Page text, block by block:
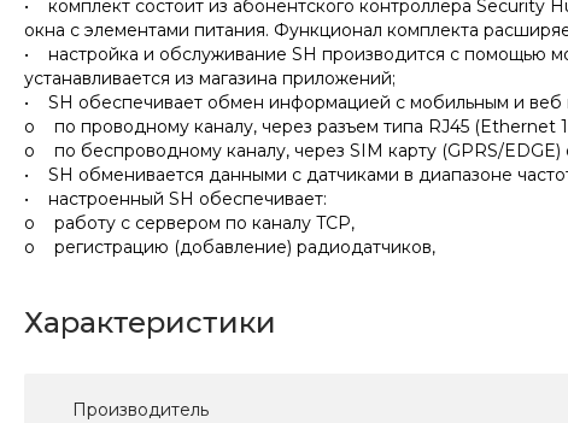
• комплект состоит из абонентского контроллера Security
окна с элементами питания. Функционал комплекта
• настройка и обслуживание SH производится с помощью
устанавливается из магазина приложений;
• SH обеспечивает обмен информацией с мобильным и
o по проводному каналу, через разъем типа RJ45 (Ethernet
o по беспроводному каналу, через SIM карту (GPRS/EDGE)
• SH обменивается данными с датчиками в диапазоне
• настроенный SH обеспечивает:
o работу с сервером по каналу TCP,
o регистрацию (добавление) радиодатчиков,
Характеристики
Производитель